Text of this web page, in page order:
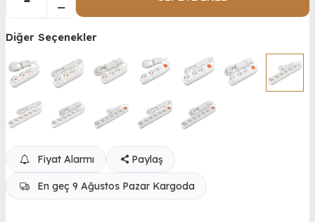
Diğer Seçenekler
Fiyat Alarmı Paylaş
En geç 9 Ağustos Pazar Kargoda